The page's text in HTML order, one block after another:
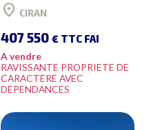
location_on CIRAN
407 550€ TTC FAI
A vendre
RAVISSANTE PROPRIETE DE
CARACTERE AVEC
DEPENDANCES